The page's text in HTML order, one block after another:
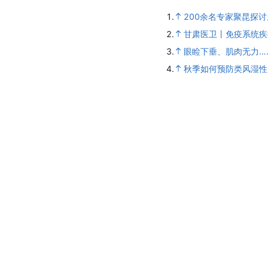
1.
200余名专家聚昆探
2.
甘肃医卫丨免疫系统
3.
眼睑下垂、肌肉无力
4.
秋季如何预防类风湿